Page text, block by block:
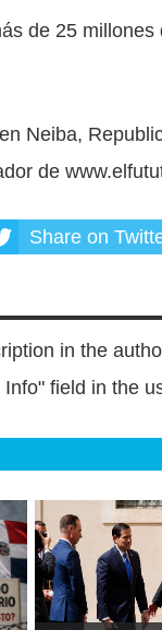
de 25
Neiba,
de
Share on
in the
field in the